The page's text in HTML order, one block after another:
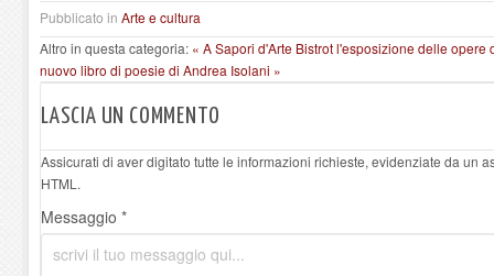
Pubblicato in Arte e cultura
Altro in questa categoria: « A Sapori d'Arte Bistrot l'esposizione delle
nuovo libro di poesie di Andrea Isolani »
LASCIA UN COMMENTO
Assicurati di aver digitato tutte le informazioni richieste, evidenziate da un
HTML.
Messaggio *